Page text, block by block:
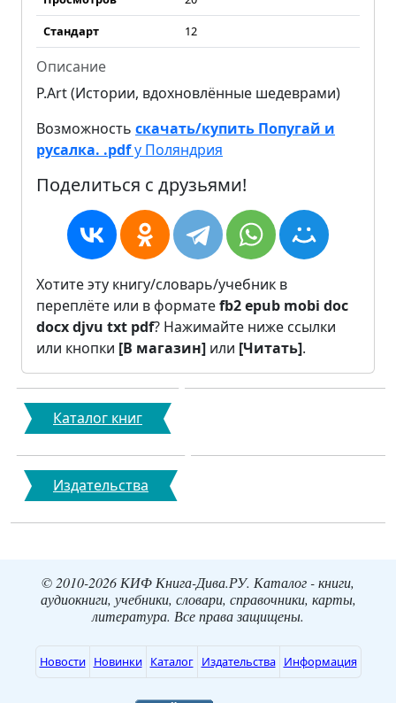
Стандарт
12
Описание
P.Art (Истории, вдохновлённые шедеврами)
Возможность скачать/купить Попугай и
русалка. .pdfу Поляндрия
Поделиться с друзьями!
Хотите эту книгу/словарь/учебник в
переплёте или в форматеfb2epub mobi doc
docxdjvu txt pdf? Нажимайте ниже ссылки
или кнопки [В магазин] или [Читать].
Каталог книг
Издательства
© 2010-2026 КИФ Книга-Дива.РУ. Каталог - книги,
аудиокниги, учебники, словари, справочники, карты,
литература. Все права защищены.
Новости Новинки Каталог Издательства Информация